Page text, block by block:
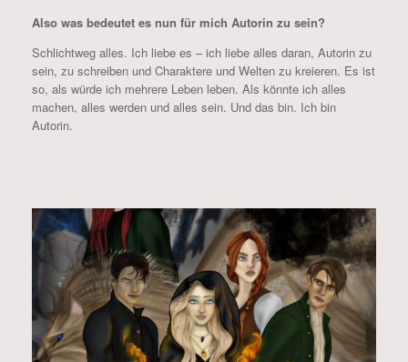
Also was bedeutet es nun für mich Autorin zu sein?
Schlichtweg alles. Ich liebe es – ich liebe alles daran, Autorin zu
sein, zu schreiben und Charaktere und Welten zu kreieren. Es ist
so, als würde ich mehrere Leben leben. Als könnte ich alles
machen, alles werden und alles sein. Und das bin. Ich bin
Autorin.